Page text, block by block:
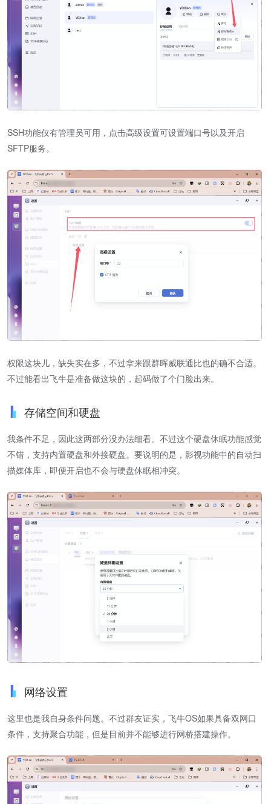
SSH功能仅有管理员可用，点击高级设置可设置端口号以及开启
SFTP服务。
权限这块儿，缺失实在多，不过拿来跟群晖威联通比也的确不合适。
不过能看出飞牛是准备做这块的，起码做了个门脸出来。
存储空间和硬盘
我条件不足，因此这两部分没办法细看。不过这个硬盘休眠功能感觉
不错，支持内置硬盘和外接硬盘。要说明的是，影视功能中的自动扫
描媒体库，即便开启也不会与硬盘休眠相冲突。
网络设置
这里也是我自身条件问题。不过群友证实，飞牛OS如果具备双网口
条件，支持聚合功能，但是目前并不能够进行网桥搭建操作。